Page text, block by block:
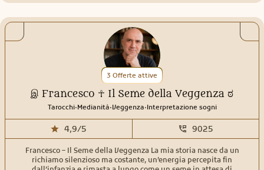
3 Offerte attive
இ Francesco ☥ Il Seme della Veggenza ಠ
Tarocchi.Medianità.Veggenza.Interpretazione sogni
4,9/5 9025
Francesco – Il Seme della Veggenza La mia storia nasce da un
richiamo silenzioso ma costante, un’energia percepita fin